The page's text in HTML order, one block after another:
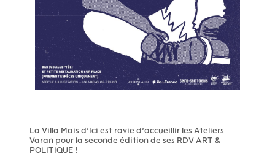
La Villa Mais d’Ici est ravie d’accueillir les Ateliers
Varan pour la seconde édition de ses RDV ART &
POLITIQUE !